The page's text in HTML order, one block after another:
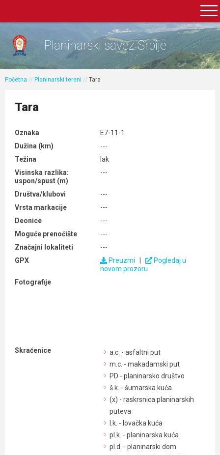
Planinarski savez Srbije
Početna // Planinarski tereni // Tara
Tara
Oznaka
E7-11-1
Dužina (km)
---
Težina
lak
Visinska razlika:
uspon/spust (m)
---
Društva/klubovi
---
Vrsta markacije
---
Deonice
---
Moguće prenoćište
---
Značajni lokaliteti
---
GPX
Preuzmi
Pogledaj u
novom prozoru
Fotografije
Skraćenice
a.c. - asfaltni put
m.c. - makadamski put
PD - planinarsko društvo
š.k. - šumarska kuća
(x) - raskrsnica planinarskih
puteva
l.k. - lovačka kuća
pl.k. - planinarska kuća
pl.d. - planinarski dom